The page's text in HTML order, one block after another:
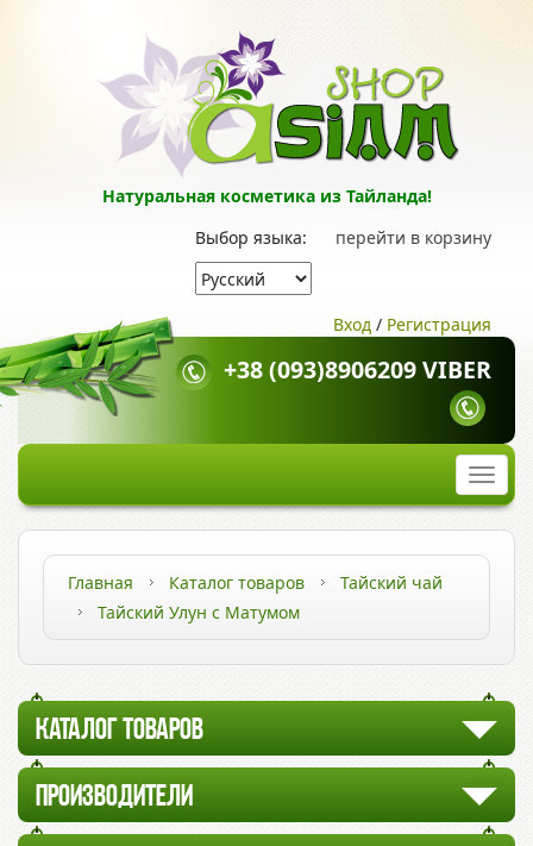
Натуральная косметика из Тайланда!
перейти в корзину
Выбор языка:
Вход / Регистрация
+38 (093)8906209 VIBER
Главная Каталог товаров
Тайский чай
Тайский Улун с Матумом
КАТАЛОГ ТОВАРОВ
ПРОИЗВОДИТЕЛИ